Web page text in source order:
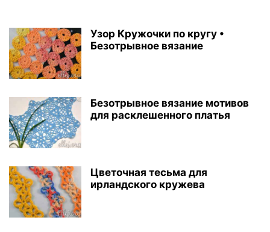
Узор Кружочки по кругу •
Безотрывное вязание
Безотрывное вязание мотивов
для расклешенного платья
Цветочная тесьма для
ирландского кружева